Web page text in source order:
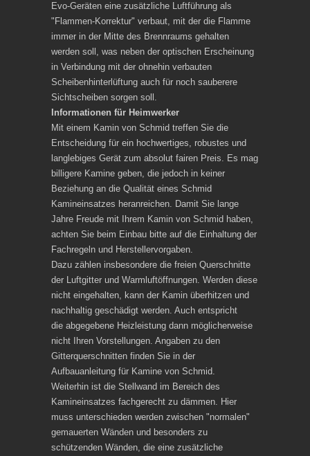
Evo-Geräten eine zusätzliche Luftführung als
"Flammen-Korrektur" verbaut, mit der die Flamme
immer in der Mitte des Brennraums gehalten
werden soll, was neben der optischen Erscheinung
in Verbindung mit der ohnehin verbauten
Scheibenhinterlüftung auch für noch sauberere
Sichtscheiben sorgen soll.
Informationen für Heimwerker
Mit einem Kamin von Schmid treffen Sie die
Entscheidung für ein hochwertiges, robustes und
langlebiges Gerät zum absolut fairen Preis. Es mag
billigere Kamine geben, die jedoch in keiner
Beziehung an die Qualität eines Schmid
Kamineinsatzes heranreichen. Damit Sie lange
Jahre Freude mit Ihrem Kamin von Schmid haben,
achten Sie beim Einbau bitte auf die Einhaltung der
Fachregeln und Herstellervorgaben.
Dazu zählen insbesondere die freien Querschnitte
der Luftgitter und Warmluftöffnungen. Werden diese
nicht eingehalten, kann der Kamin überhitzen und
nachhaltig geschädigt werden. Auch entspricht
die abgegebene Heizleistung dann möglicherweise
nicht Ihren Vorstellungen. Angaben zu den
Gitterquerschnitten finden Sie in der
Aufbauanleitung für Kamine von Schmid.
Weiterhin ist die Stellwand im Bereich des
Kamineinsatzes fachgerecht zu dämmen. Hier
muss unterschieden werden zwischen "normalen"
gemauerten Wänden und besonders zu
schützenden Wänden, die eine zusätzliche